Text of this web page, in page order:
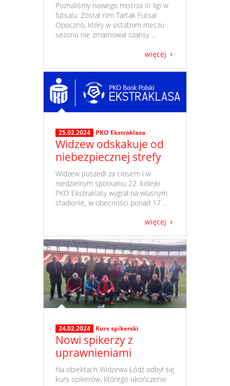
​ Poznaliśmy nowego mistrza III ligi w
futsalu. Został nim Tartak Futsal
Opoczno, który w ostatnim meczu
sezonu nie zmarnował szansy ...
więcej
25.02.2024 PKO Ekstraklasa
Widzew odskakuje od
niebezpiecznej strefy
​ Widzew poszedł za ciosem i w
niedzielnym spotkaniu 22. kolejki
PKO Ekstraklasy wygrał na własnym
stadionie, w obecności ponad 17 ...
więcej
24.02.2024 Kurs spikerski
Nowi spikerzy z
uprawnieniami
​ Na obiektach Widzewa Łódź odbył się
kurs spikerów, którego ukończenie